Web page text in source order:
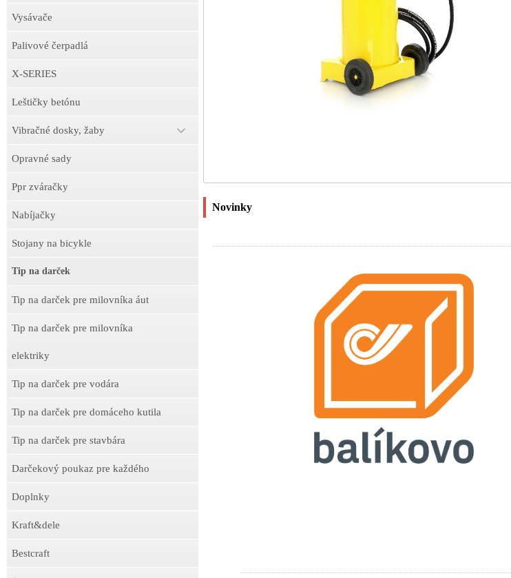
Vysávače
Palivové čerpadlá
X-SERIES
Leštičky betónu
Vibračné dosky, žaby
Opravné sady
Ppr zváračky
Nabíjačky
Stojany na bicykle
Tip na darček
Tip na darček pre milovníka áut
Tip na darček pre milovníka
elektriky
Tip na darček pre vodára
Tip na darček pre domáceho kutila
Tip na darček pre stavbára
Darčekový poukaz pre každého
Doplnky
Kraft&dele
Bestcraft
Novinky